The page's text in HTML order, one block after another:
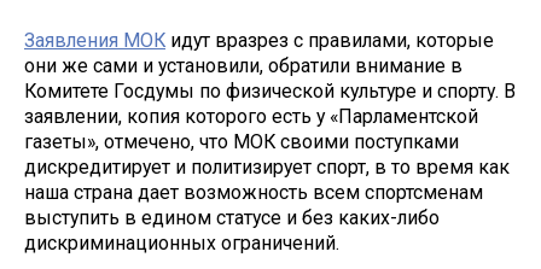
Заявления МОК идут вразрез с правилами, которые
они же сами и установили, обратили внимание в
Комитете Госдумы по физической культуре и спорту. В
заявлении, копия которого есть у «Парламентской
газеты», отмечено, что МОК своими поступками
дискредитирует и политизирует спорт, в то время как
наша страна дает возможность всем спортсменам
выступить в едином статусе и без каких-либо
дискриминационных ограничений.